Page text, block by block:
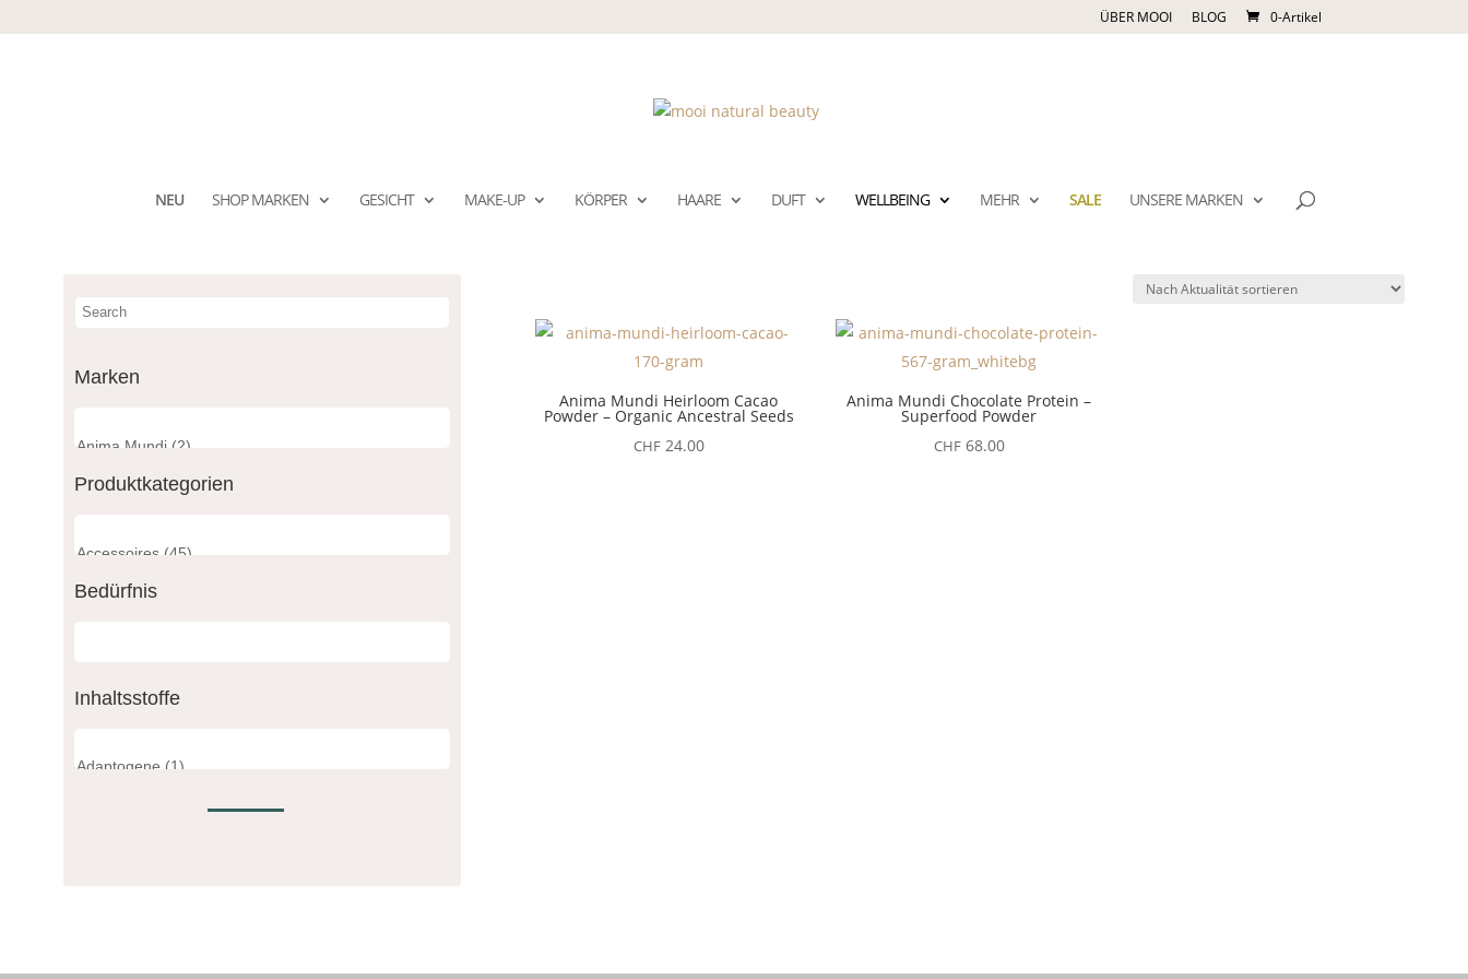
ÜBER MOOI BLOG 0-Artikel
NEU SHOP MARKEN GESICHT MAKE-UP KÖRPER HAARE DUFT WELLBEING MEHR SALE UNSERE MARKEN
Marken
Produktkategorien
Bedürfnis
Inhaltsstoffe
Anima Mundi Heirloom Cacao
Powder – Organic Ancestral Seeds
CHF24.00
Anima Mundi Chocolate Protein –
Superfood Powder
CHF68.00